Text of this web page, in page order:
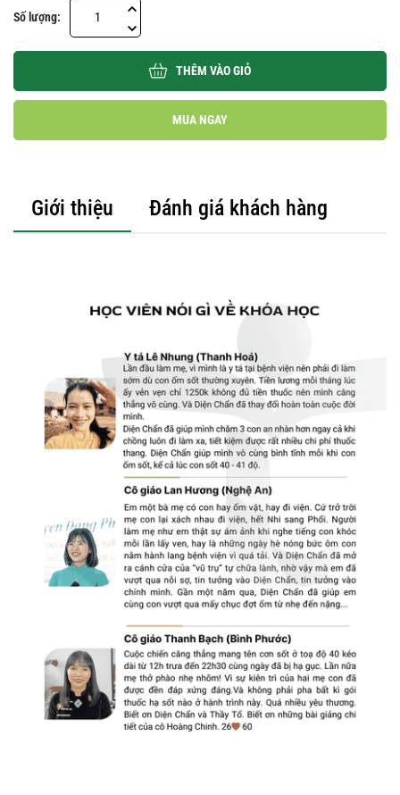
Số lượng:
THÊM VÀO GIỎ
MUA NGAY
Giới thiệu Đánh giá khách hàng